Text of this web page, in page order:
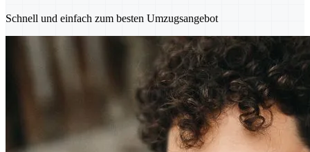
Schnell und einfach zum besten Umzugsangebot